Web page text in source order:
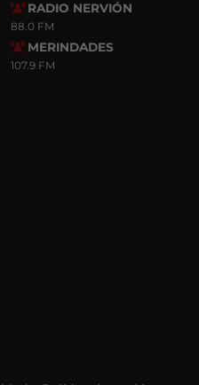
RADIO NERVIÓN
88.0 FM
MERINDADES
107.9 FM